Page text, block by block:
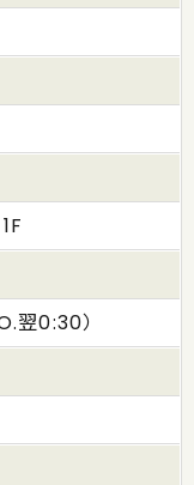
翌0:30）